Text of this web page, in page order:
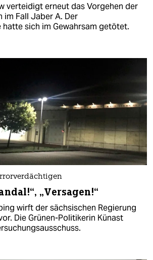
verteidigt erneut das Vorgehen der
im Fall Jaber A. Der
sich im Gewahrsam getötet.
„Versagen!“
wirft der sächsischen Regierung
Die Grünen-Politikerin Künast